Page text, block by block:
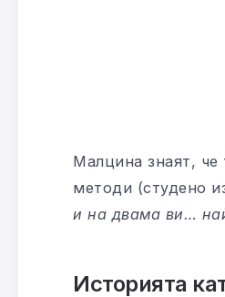
Малцина знаят, че
методи (студено
и на двама ви…
Историята